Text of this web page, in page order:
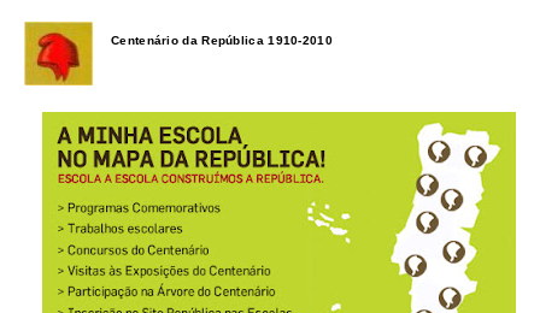
Centenário da República 1910-2010